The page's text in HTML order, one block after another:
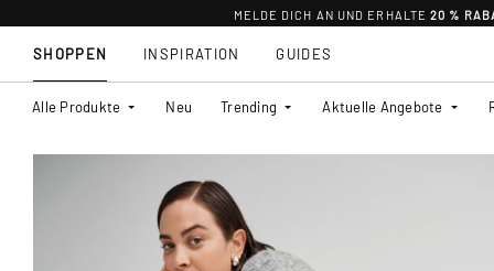
MELDE DICH AN UND ERHALTE20 %
SHOPPEN
Alle Produkte Neu Trending Aktuelle Angebote
INSPIRATION GUIDES